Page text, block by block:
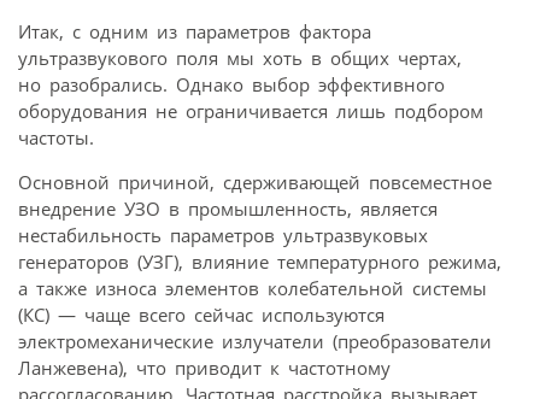
Итак, с одним из параметров фактора
ультразвукового поля мы хоть в общих чертах,
но разобрались. Однако выбор эффективного
оборудования не ограничивается лишь подбором
частоты.
Основной причиной, сдерживающей повсеместное
внедрение УЗО в промышленность, является
нестабильность параметров ультразвуковых
генераторов (УЗГ), влияние температурного режима,
а также износа элементов колебательной системы
(КС) — чаще всего сейчас используются
электромеханические излучатели (преобразователи
Ланжевена), что приводит к частотному
рассогласованию. Частотная расстройка вызывает